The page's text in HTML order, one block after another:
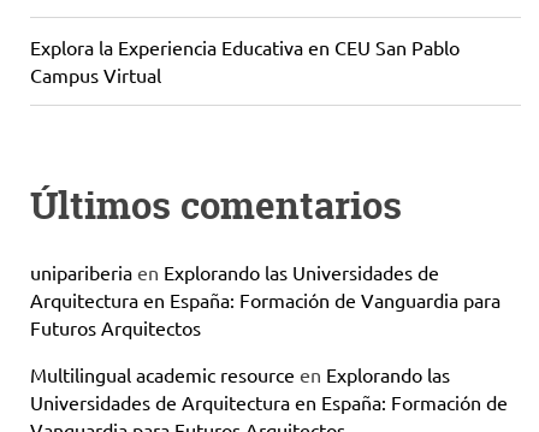
Explora la Experiencia Educativa en CEU San Pablo
Campus Virtual
Últimos comentarios
unipariberia en Explorando las Universidades de
Arquitectura en España: Formación de Vanguardia para
Futuros Arquitectos
Multilingual academic resource en Explorando las
Universidades de Arquitectura en España: Formación de